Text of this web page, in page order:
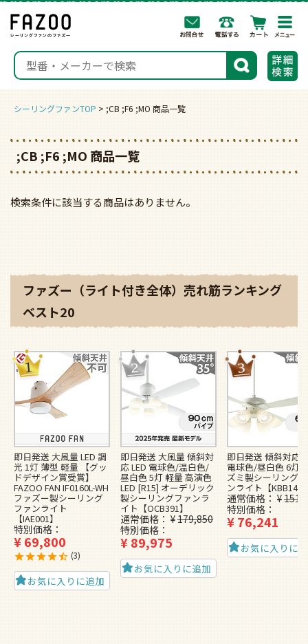
検索
シーリングファンTOP ;CB ;F6 ;MO 商品一覧
;CB ;F6 ;MO 商品一覧
検索条件に該当する商品はありません。
ファズー（ライト付き全体）売れ筋ランキング
ベスト20
即日発送 大風量 LED 調
光 1灯 薄型 軽量 【グッ
ドデザイン賞受賞】
FAZOO FAN IF0160L-WH
ファズー製シーリング
ファンライト
【IAE001】
特別価格
¥69,800
3
お気に入りに追加
即日発送 大風量 傾斜対
応 LED 電球色/温白色/
昼白色 5灯 軽量 高演色
LED [R15] オーデリック
製シーリングファンラ
イト【OCB391】
通常価格 ¥179,850
特別価格
¥89,975
お気に入りに追加
即日発送 傾斜対応
電球色/昼白色 6灯
ズミ製シーリング
ンライト【KBB148
通常価格 ¥
特別価格
¥76,241
お気に入りに